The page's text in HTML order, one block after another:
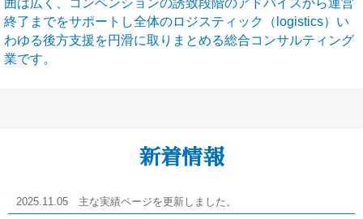
囲は広く、コンベンションの誘致段階のアドバイスから運営
終了までをサポートし全体のロジスティック（logistics）い
わゆる後方支援を円滑に取りまとめる総合コンサルティング
業です。
新着情報
2025.11.05 主な実績ページを更新しました。